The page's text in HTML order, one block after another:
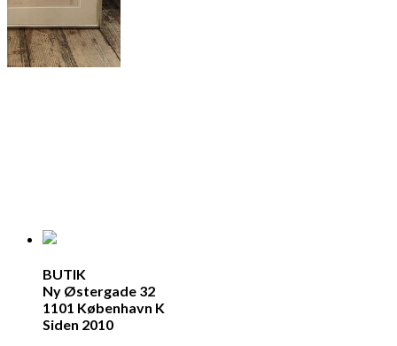
BUTIK
Ny Østergade 32
1101 København K
Siden 2010